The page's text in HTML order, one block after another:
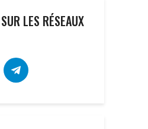
LES RÉSEAUX